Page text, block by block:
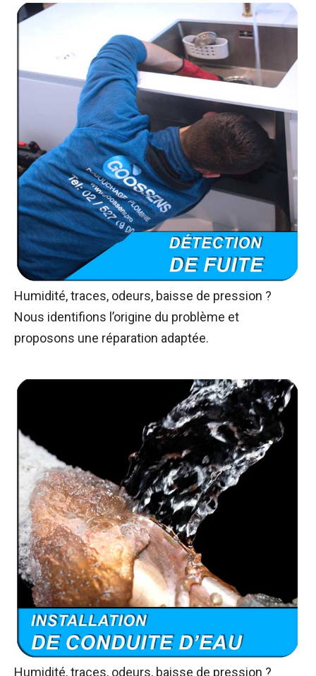
Humidité, traces, odeurs, baisse de pression ?
Nous identifions l’origine du problème et
proposons une réparation adaptée.
Humidité, traces, odeurs, baisse de pression ?